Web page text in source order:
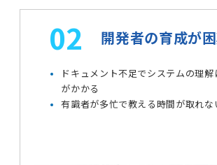
02 開発者の育成が
ドキュメント不足でシステムの理解
がかかる
有識者が多忙で教える時間が取れな